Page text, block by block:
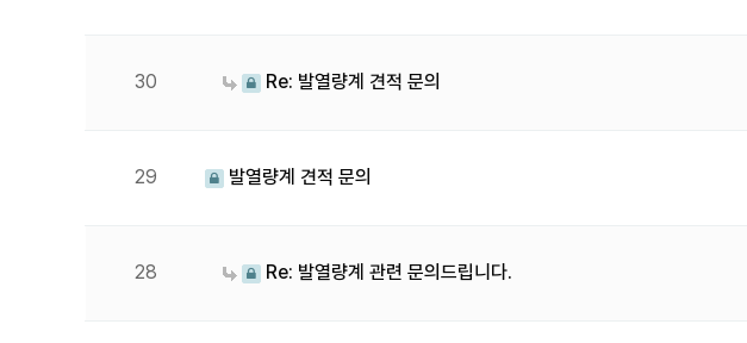
30 Re: 발열량계 견적 문의
29 발열량계 견적 문의
28 Re: 발열량계 관련 문의드립니다.